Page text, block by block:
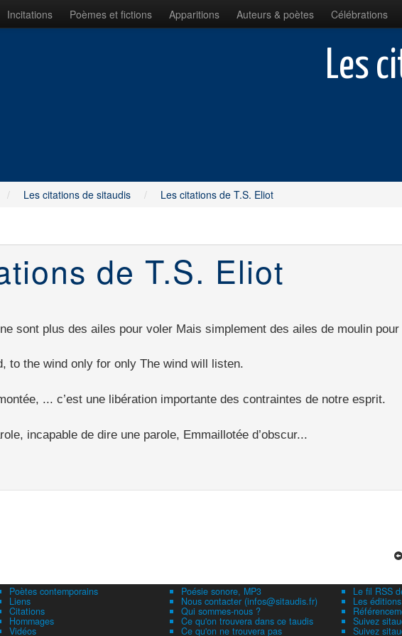
Incitations Poèmes et fictions Apparitions Auteurs & poètes Célébrations
Les
/ Les citations de sitaudis / Les citations de T.S. Eliot
de T.S. Eliot
sont plus des ailes pour voler Mais simplement des ailes de moulin pour
to the wind only for only The wind will listen.
... c’est une libération importante des contraintes de notre esprit.
incapable de dire une parole, Emmaillotée d’obscur...
Poètes contemporains
Liens
Citations
Hommages
Vidéos
Poésie sonore, MP3
Nous contacter (infos@sitaudis.fr)
Qui sommes-nous ?
Ce qu'on trouvera dans ce taudis
Ce qu'on ne trouvera pas
Le fil RSS
Les
Suivez
Suivez